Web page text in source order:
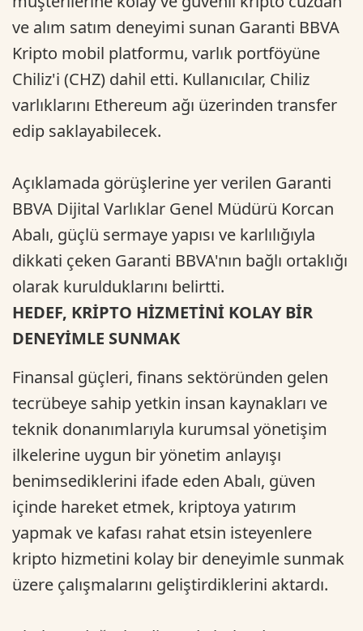
ve alım satım deneyimi sunan Garanti BBVA
Kripto mobil platformu, varlık portföyüne
Chiliz'i (CHZ) dahil etti. Kullanıcılar, Chiliz
varlıklarını Ethereum ağı üzerinden transfer
edip saklayabilecek.
Açıklamada görüşlerine yer verilen Garanti
BBVA Dijital Varlıklar Genel Müdürü Korcan
Abalı, güçlü sermaye yapısı ve karlılığıyla
dikkati çeken Garanti BBVA'nın bağlı ortaklığı
olarak kurulduklarını belirtti.
HEDEF, KRİPTO HİZMETİNİ KOLAY BİR
DENEYİMLE SUNMAK
Finansal güçleri, finans sektöründen gelen
tecrübeye sahip yetkin insan kaynakları ve
teknik donanımlarıyla kurumsal yönetişim
ilkelerine uygun bir yönetim anlayışı
benimsediklerini ifade eden Abalı, güven
içinde hareket etmek, kriptoya yatırım
yapmak ve kafası rahat etsin isteyenlere
kripto hizmetini kolay bir deneyimle sunmak
üzere çalışmalarını geliştirdiklerini aktardı.